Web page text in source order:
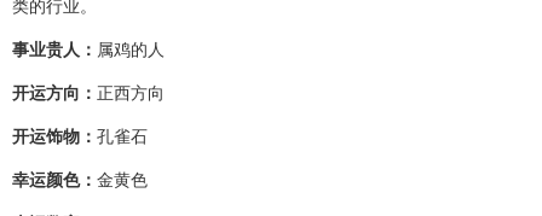
类的行业。
事业贵人： 属鸡的人
开运方向： 正西方向
开运饰物： 孔雀石
幸运颜色： 金黄色